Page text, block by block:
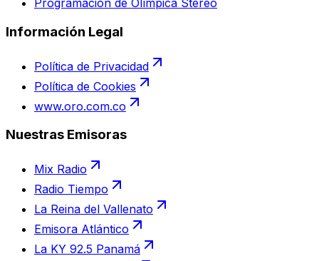
Programación de Olímpica Stereo
Información Legal
Política de Privacidad
Política de Cookies
www.oro.com.co
Nuestras Emisoras
Mix Radio
Radio Tiempo
La Reina del Vallenato
Emisora Atlántico
La KY 92.5 Panamá